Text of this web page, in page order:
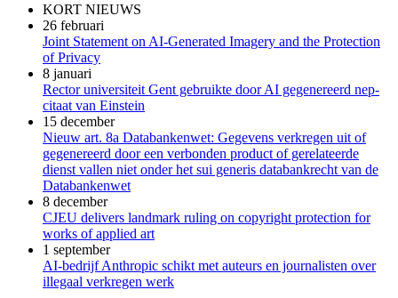
KORT NIEUWS
26 februari
Joint Statement on AI-Generated Imagery and the Protection
of Privacy
8 januari
Rector universiteit Gent gebruikte door AI gegenereerd nep-
citaat van Einstein
15 december
Nieuw art. 8a Databankenwet: Gegevens verkregen uit of
gegenereerd door een verbonden product of gerelateerde
dienst vallen niet onder het sui generis databankrecht van de
Databankenwet
8 december
CJEU delivers landmark ruling on copyright protection for
works of applied art
1 september
AI-bedrijf Anthropic schikt met auteurs en journalisten over
illegaal verkregen werk